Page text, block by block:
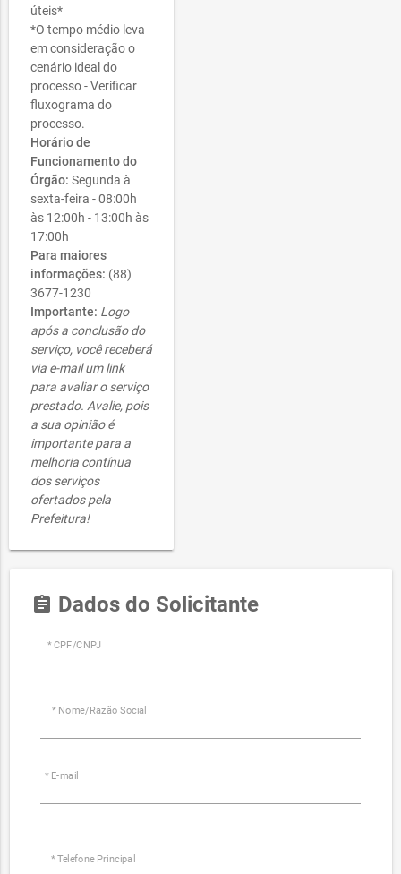
úteis*
*O tempo médio leva
em consideração o
cenário ideal do
processo - Verificar
fluxograma do
processo.
Horário de
Funcionamento do
Órgão: Segunda à
sexta-feira - 08:00h
às 12:00h - 13:00h às
17:00h
Para maiores
informações: (88)
3677-1230
Importante: Logo
após a conclusão do
serviço, você receberá
via e-mail um link
para avaliar o serviço
prestado. Avalie, pois
a sua opinião é
importante para a
melhoria contínua
dos serviços
ofertados pela
Prefeitura!
assignment Dados do Solicitante
* CPF/CNPJ
* Nome/Razão Social
* E-mail
* Telefone Principal